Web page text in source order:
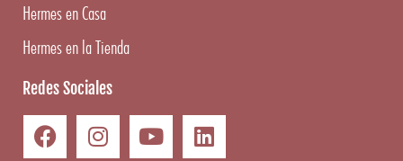
Hermes en Casa
Hermes en la Tienda
Redes Sociales